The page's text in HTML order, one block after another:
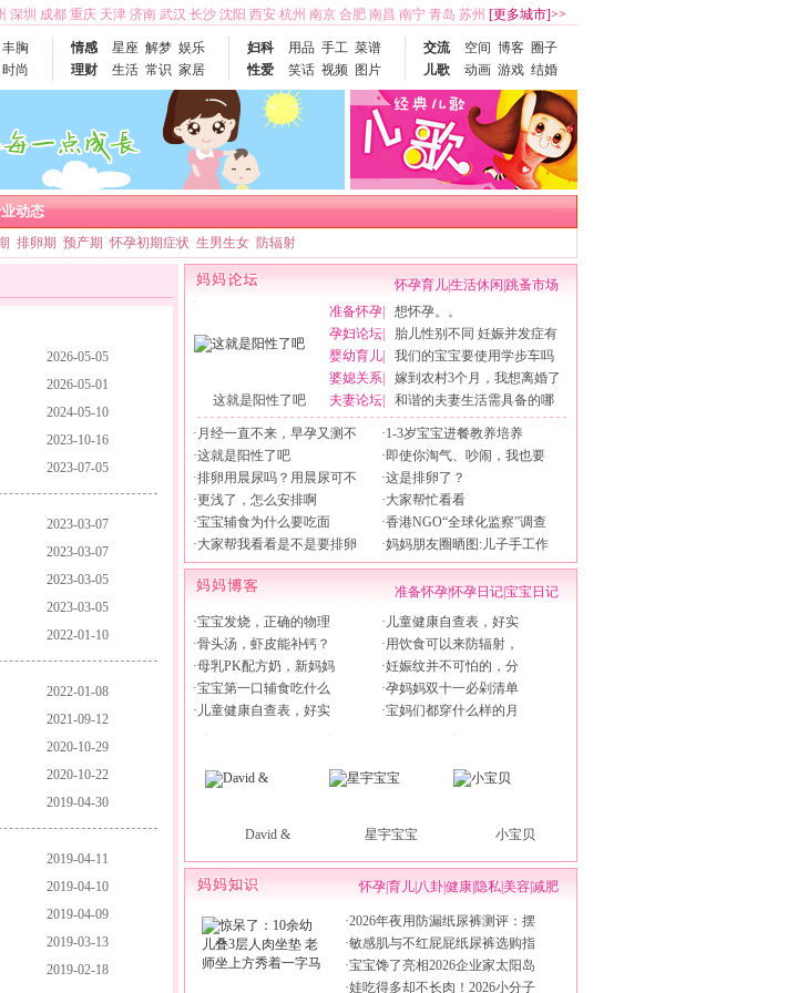
深圳 成都 重庆 天津 济南 武汉 长沙 沈阳 西安 杭州 南京 合肥 南昌 南宁 青岛 苏州 [更多城市]>>
丰胸
时尚
情感 星座 解梦 娱乐
理财
生活 常识 家居
妇科 用品 手工 菜谱
性爱
笑话 视频 图片
交流 空间 博客 圈子
儿歌
动画 游戏 结婚
动态
排卵期 预产期 怀孕初期症状 生男生女 防辐射
2026-05-05
2026-05-01
2024-05-10
2023-10-16
2023-07-05
2023-03-07
2023-03-07
2023-03-05
2023-03-05
2022-01-10
2022-01-08
2021-09-12
2020-10-29
2020-10-22
2019-04-30
2019-04-11
2019-04-10
2019-04-09
2019-03-13
2019-02-18
怀孕育儿|生活休闲 跳蚤市场
这就是阳性了吧
准备怀孕
孕妇论坛
婴幼育儿
婆媳关系
夫妻论坛
想怀孕。。
胎儿性别不同 妊娠并发症有
我们的宝宝要使用学步车吗
嫁到农村3个月，我想离婚了
和谐的夫妻生活需具备的哪
· 月经一直不来，早孕又测不
·这就是阳性了吧
·排卵用晨尿吗？用晨尿可不
·更浅了，怎么安排啊
·宝宝辅食为什么要吃面
·大家帮我看看是不是要排卵
·1-3岁宝宝进餐教养培养
·即使你淘气、吵闹，我也要
·这是排卵了？
·大家帮忙看看
·香港NGO“全球化监察”调查
·妈妈朋友圈晒图:儿子手工作
准备怀孕|怀孕日记|宝宝日记
·宝宝发烧，正确的物理
·骨头汤，虾皮能补钙？
·母乳PK配方奶，新妈妈
·宝宝第一口辅食吃什么
· 儿童健康自查表，好实
· 儿童健康自查表，好实
·用饮食可以来防辐射，
·妊娠纹并不可怕的，分
·孕妈妈双十一必剁清单
·宝妈们都穿什么样的月
David & 星宇宝宝 小宝贝
怀孕|育儿| 八卦|健康| 隐私|美容|减肥
·2026年夜用防漏纸尿裤测评：摆
·敏感肌与不红屁屁纸尿裤选购指
·宝宝馋了亮相2026企业家太阳岛
·娃吃得多却不长肉！2026小分子